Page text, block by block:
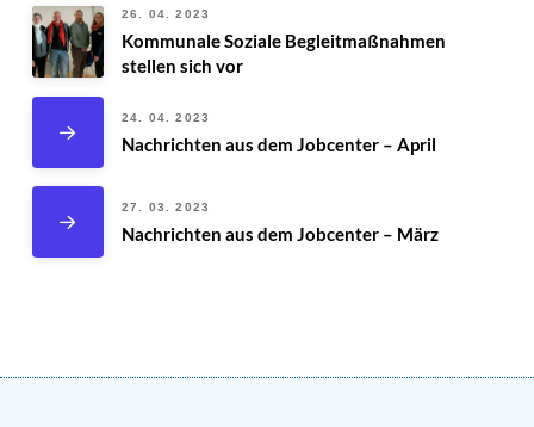
26. 04. 2023
Kommunale Soziale Begleitmaßnahmen
stellen sich vor
24. 04. 2023
Nachrichten aus dem Jobcenter – April
27. 03. 2023
Nachrichten aus dem Jobcenter – März